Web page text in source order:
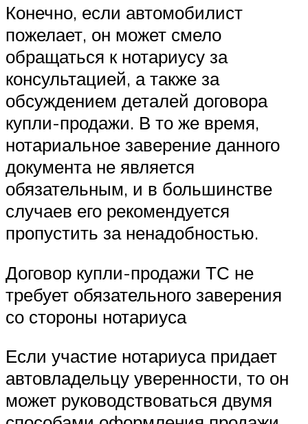
Конечно, если автомобилист
пожелает, он может смело
обращаться к нотариусу за
консультацией, а также за
обсуждением деталей договора
купли-продажи. В то же время,
нотариальное заверение данного
документа не является
обязательным, и в большинстве
случаев его рекомендуется
пропустить за ненадобностью.
Договор купли-продажи ТС не
требует обязательного заверения
со стороны нотариуса
Если участие нотариуса придает
автовладельцу уверенности, то он
может руководствоваться двумя